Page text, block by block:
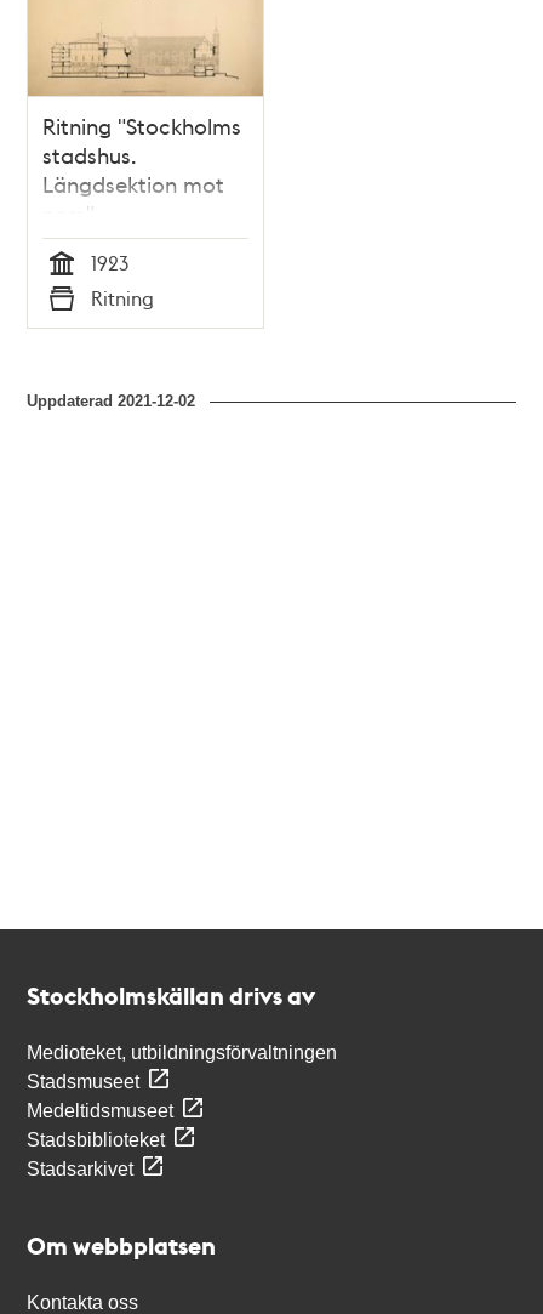
och
teman
Ritning "Stockholms
stadshus.
Längdsektion mot
norr."
(uppmätningsritning
1923)
Tid
1923
Typ
Ritning
Uppdaterad2021-12-02
Stockholmskällan drivs av
Medioteket, utbildningsförvaltningen
Stadsmuseet
Medeltidsmuseet
Stadsbiblioteket
Stadsarkivet
Om webbplatsen
Kontakta oss